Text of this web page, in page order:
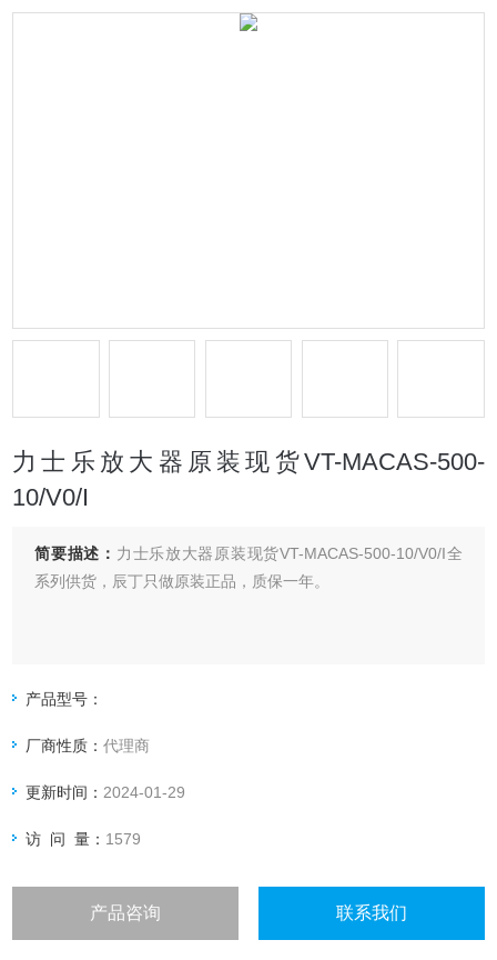
力士乐放大器原装现货VT-MACAS-500-
10/V0/I
简要描述： 力士乐放大器原装现货VT-MACAS-500-10/V0/I全
系列供货，辰丁只做原装正品，质保一年。
产品型号：
厂商性质：代理商
更新时间： 2024-01-29
访 问 量： 1579
产品咨询 联系我们